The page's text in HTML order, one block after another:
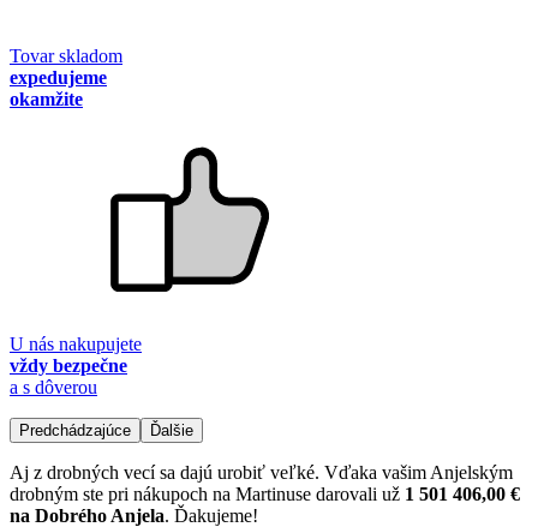
Tovar skladom
expedujeme
okamžite
U nás nakupujete
vždy bezpečne
a s dôverou
Predchádzajúce Ďalšie
Aj z drobných vecí sa dajú urobiť veľké. Vďaka vašim Anjelským
drobným ste pri nákupoch na Martinuse darovali už 1 501 406,00 €
na Dobrého Anjela. Ďakujeme!